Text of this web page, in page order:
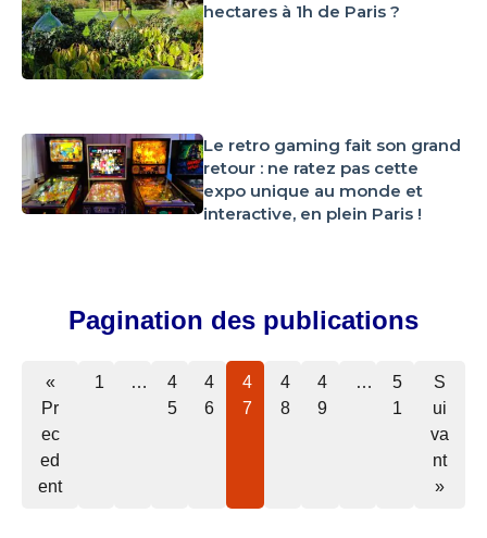
hectares à 1h de Paris ?
Le retro gaming fait son grand
retour : ne ratez pas cette
expo unique au monde et
interactive, en plein Paris !
Pagination des publications
«
Pr
ec
ed
ent
1 …
4
5
4
6
4
7
4
8
4
9
…
5
1
S
ui
va
nt
»